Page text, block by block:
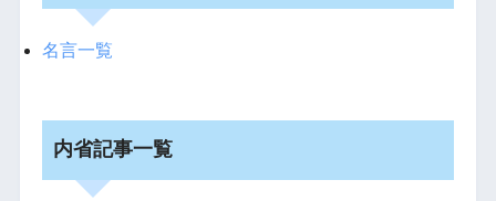
名言一覧
内省記事一覧